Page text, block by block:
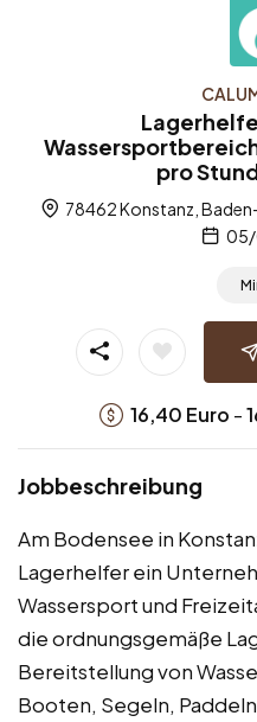
pro
78462 Konstanz,
16,40 Euro -
Jobbeschreibung
Am Bodensee in
Lagerhelfer ein
Wassersport und
die ordnungsgemäße
Bereitstellung von
Booten, Segeln,